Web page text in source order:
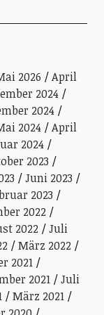
2026
April
2024
2024
2024
April
2024
2023
Juni 2023
2023
2022
2022
Juli
März 2022
2021
2021
Juli
März 2021